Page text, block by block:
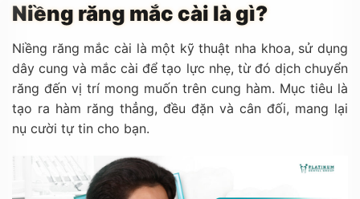
Niềng răng mắc cài là gì?
Niềng răng mắc cài là một kỹ thuật nha khoa, sử dụng
dây cung và mắc cài để tạo lực nhẹ, từ đó dịch chuyển
răng đến vị trí mong muốn trên cung hàm. Mục tiêu là
tạo ra hàm răng thẳng, đều đặn và cân đối, mang lại
nụ cười tự tin cho bạn.